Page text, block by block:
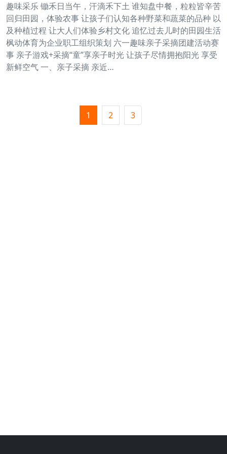
趣味采乐 锄禾日当午，汗滴禾下土 谁知盘中餐，粒粒皆辛苦
回归田园，体验农事 让孩子们认知各种野菜和蔬菜的品种 以
及种植过程 让大人们体验乡村文化 追忆过去儿时的田园生活
枫动体育为企业职工组织策划 六一趣味亲子采摘团建活动赛
事 亲子游戏+采摘“童”享亲子时光 让孩子尽情拥抱阳光 享受
新鲜空气 一、亲子采摘 亲近…
1 2 3